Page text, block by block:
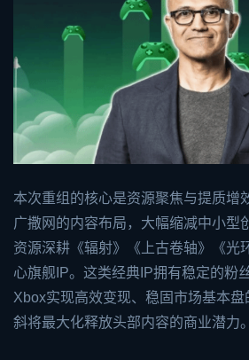
本次重组的核心是资源聚焦与提质增
广撒网的内容布局，大幅缩减中小型
资源深耕《辐射》《上古卷轴》《光
心旗舰IP。这类经典IP拥有稳定的粉
Xbox实现高效变现、稳固市场基本
斜将最大化释放头部内容的商业潜力。